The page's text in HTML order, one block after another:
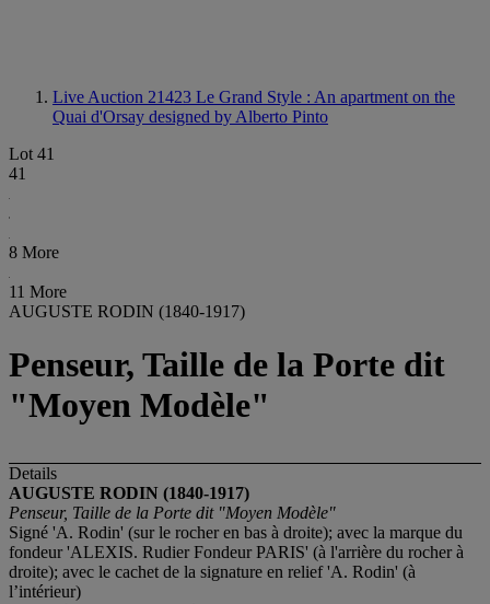
Live Auction 21423 Le Grand Style : An apartment on the
Quai d'Orsay designed by Alberto Pinto
Lot 41
41
8 More
11 More
AUGUSTE RODIN (1840-1917)
Penseur, Taille de la Porte dit
"Moyen Modèle"
Details
AUGUSTE RODIN (1840-1917)
Penseur, Taille de la Porte dit "Moyen Modèle"
Signé 'A. Rodin' (sur le rocher en bas à droite); avec la marque du
fondeur 'ALEXIS. Rudier Fondeur PARIS' (à l'arrière du rocher à
droite); avec le cachet de la signature en relief 'A. Rodin' (à
l’intérieur)